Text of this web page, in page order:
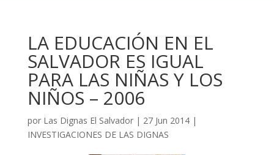
LA EDUCACIÓN EN EL
SALVADOR ES IGUAL
PARA LAS NIÑAS Y LOS
NIÑOS – 2006
por Las Dignas El Salvador| 27 Jun 2014|
INVESTIGACIONES DE LAS DIGNAS